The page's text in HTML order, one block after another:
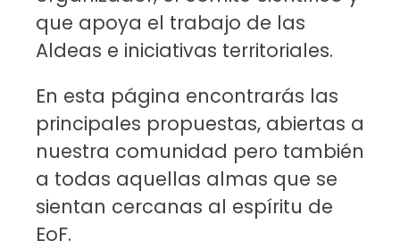
que apoya el trabajo de las
Aldeas e iniciativas territoriales.
En esta página encontrarás las
principales propuestas, abiertas a
nuestra comunidad pero también
a todas aquellas almas que se
sientan cercanas al espíritu de
EoF.